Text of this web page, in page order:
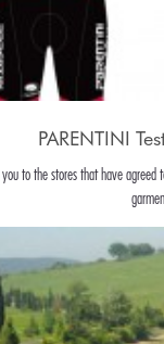
PARENTINI
to the stores that have